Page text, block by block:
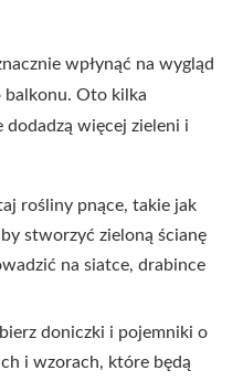
wpłynąć na wygląd
balkonu. Oto kilka
dodadzą więcej zieleni i
rośliny pnące, takie jak
stworzyć zieloną ścianę
na siatce, drabince
doniczki i pojemniki o
i wzorach, które będą